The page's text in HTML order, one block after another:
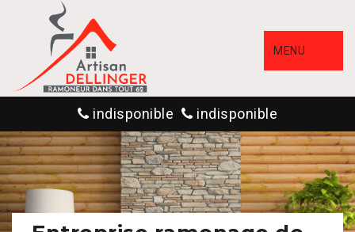
MENU
indisponible indisponible